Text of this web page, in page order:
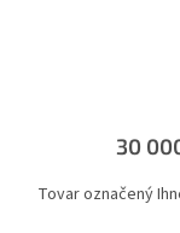
30
Tovar označený